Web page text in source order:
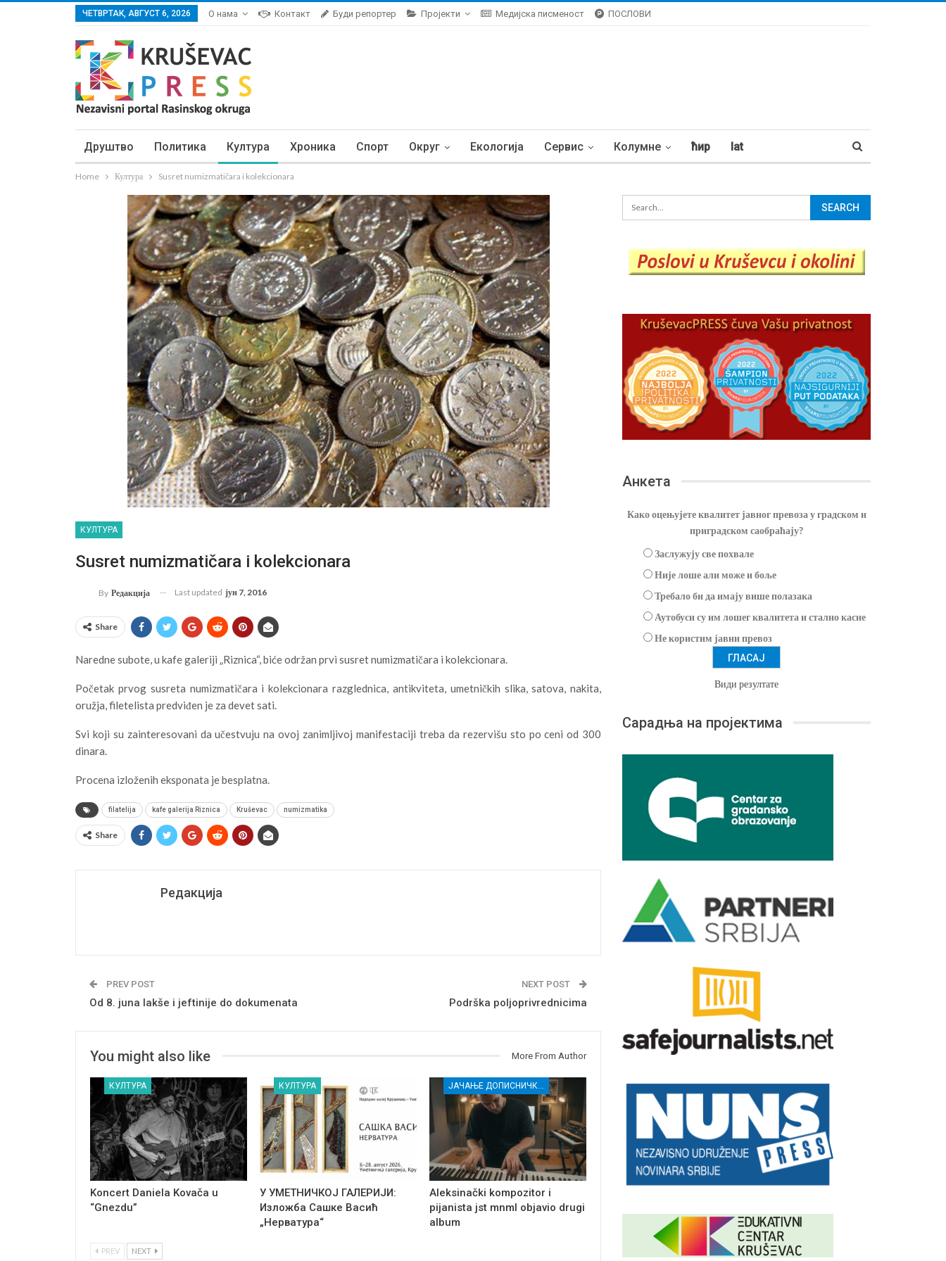
ЧЕТВРТАК, АВГУСТ 6, 2026 О нама Контакт Буди репортер Пројекти Медијска писменост ПОСЛОВИ
Друштво Политика Култура Хроника Спорт Округ Екологија Сервис Колумне ћир lat
Home Култура Susret numizmatičara i kolekcionara
КУЛТУРА
Susret numizmatičara i kolekcionara
By Редакција Last updated јун 7, 2016
Share
Naredne subote, u kafe galeriji „Riznica“, biće održan prvi susret numizmatičara i kolekcionara.
Početak prvog susreta numizmatičara i kolekcionara razglednica, antikviteta, umetničkih slika, satova, nakita,
oružja, filetelista predviđen je za devet sati.
Svi koji su zainteresovani da učestvuju na ovoj zanimljivoj manifestaciji treba da rezervišu sto po ceni od 300
dinara.
Procena izloženih eksponata je besplatna.
filatelija kafe galerija Riznica Kruševac numizmatika
Share
Редакција
PREV POST
Od 8. juna lakše i jeftinije do dokumenata
NEXT POST
Podrška poljoprivrednicima
You might also like More From Author
КУЛТУРА
Koncert Daniela Kovača u
“Gnezdu”
КУЛТУРА
У УМЕТНИЧКОЈ ГАЛЕРИЈИ:
Изложба Сашке Васић
„Нерватура“
ЈАЧАЊЕ ДОПИСНИЧКЕ МРЕЖЕ НЕЗАВИСНИХ МЕДИЈА У РАСИНСКОМ ОКРУГУ
Aleksinački kompozitor i
pijanista jst mnml objavio drugi
album
PREV NEXT
Анкета
Како оцењујете квалитет јавног превоза у градском и
приградском саобраћају?
Заслужују све похвале
Није лоше али може и боље
Требало би да имају више полазака
Аутобуси су им лошег квалитета и стално касне
Не користим јавни превоз
Види резултате
Сарадња на пројектима